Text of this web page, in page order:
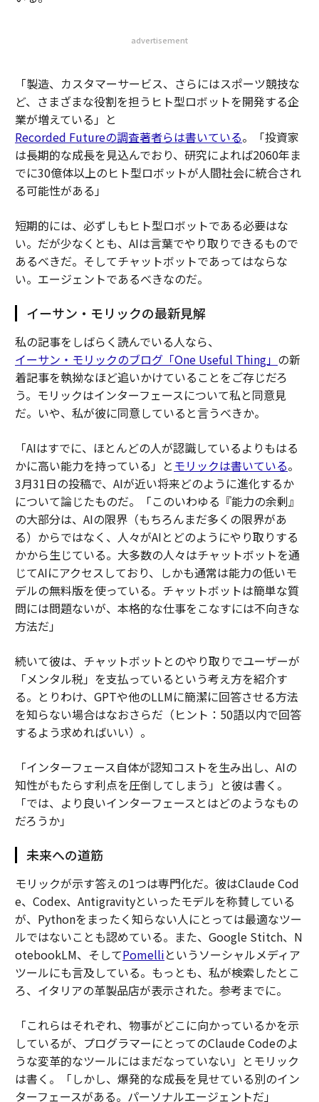
advertisement
「製造、カスタマーサービス、さらにはスポーツ競技な
ど、さまざまな役割を担うヒト型ロボットを開発する企
業が増えている」と
Recorded Futureの調査著者らは書いている。「投資家
は長期的な成長を見込んでおり、研究によれば2060年ま
でに30億体以上のヒト型ロボットが人間社会に統合され
る可能性がある」
短期的には、必ずしもヒト型ロボットである必要はな
い。だが少なくとも、AIは言葉でやり取りできるもので
あるべきだ。そしてチャットボットであってはならな
い。エージェントであるべきなのだ。
イーサン・モリックの最新見解
私の記事をしばらく読んでいる人なら、
イーサン・モリックのブログ「One Useful Thing」 の新
着記事を執拗なほど追いかけていることをご存じだろ
う。モリックはインターフェースについて私と同意見
だ。いや、私が彼に同意していると言うべきか。
「AIはすでに、ほとんどの人が認識しているよりもはる
かに高い能力を持っている」と モリックは書いている。
3月31日の投稿で、AIが近い将来どのように進化するか
について論じたものだ。「このいわゆる『能力の余剰』
の大部分は、AIの限界（もちろんまだ多くの限界があ
る）からではなく、人々がAIとどのようにやり取りする
かから生じている。大多数の人々はチャットボットを通
じてAIにアクセスしており、しかも通常は能力の低いモ
デルの無料版を使っている。チャットボットは簡単な質
問には問題ないが、本格的な仕事をこなすには不向きな
方法だ」
続いて彼は、チャットボットとのやり取りでユーザーが
「メンタル税」を支払っているという考え方を紹介す
る。とりわけ、GPTや他のLLMに簡潔に回答させる方法
を知らない場合はなおさらだ（ヒント：50語以内で回答
するよう求めればいい）。
「インターフェース自体が認知コストを生み出し、AIの
知性がもたらす利点を圧倒してしまう」と彼は書く。
「では、より良いインターフェースとはどのようなもの
だろうか」
未来への道筋
モリックが示す答えの1つは専門化だ。彼はClaude Cod
e、Codex、Antigravityといったモデルを称賛している
が、Pythonをまったく知らない人にとっては最適なツー
ルではないことも認めている。また、Google Stitch、N
otebookLM、そしてPomelliというソーシャルメディア
ツールにも言及している。もっとも、私が検索したとこ
ろ、イタリアの革製品店が表示された。参考までに。
「これらはそれぞれ、物事がどこに向かっているかを示
しているが、プログラマーにとってのClaude Codeのよ
うな変革的なツールにはまだなっていない」とモリック
は書く。「しかし、爆発的な成長を見せている別のイン
ターフェースがある。パーソナルエージェントだ」